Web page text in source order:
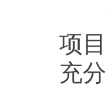
项
充